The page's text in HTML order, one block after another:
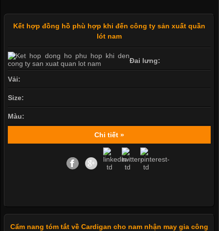
Kết hợp đồng hồ phù hợp khi đến công ty sản xuất quần
lót nam
Đai lưng:
Vải:
Size:
Màu:
Chi tiết »
Cẩm nang tóm tắt về Cardigan cho nam nhận may gia công